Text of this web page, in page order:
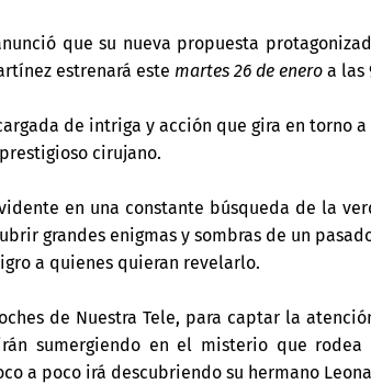
que su nueva propuesta
estrenará este martes 26 de enero a las
de intriga y acción que gira en torno
cirujano.
en una constante búsqueda de la
grandes enigmas y sombras de un
a quienes quieran revelarlo.
de Nuestra Tele, para captar la
sumergiendo en el misterio que
a poco irá descubriendo su hermano